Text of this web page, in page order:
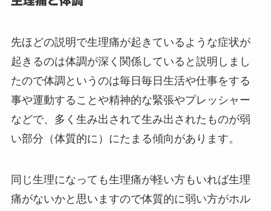
先ほどの説明で生理痛が起きているような症状が
起きるのは体調が深く関係していると説明しまし
たので体調というのは毎日毎日生活や仕事をする
事や運動することや精神的な緊張やプレッシャー
などで、多く生み出されて生み出されたものが弱
い部分（体質的に）にたまる傾向があります。
同じ生理になっても生理痛が軽い方もいれば生理
痛がないかと思いますので体質的に弱い方がホル